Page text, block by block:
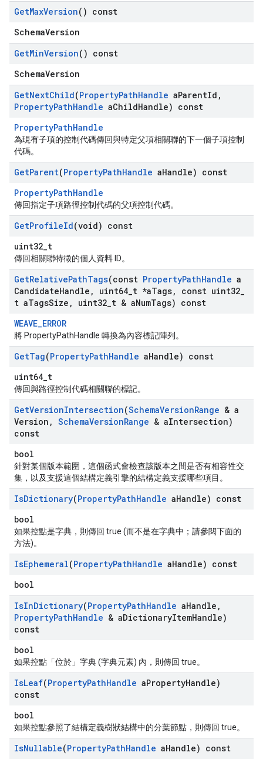
GetMaxVersion() const
SchemaVersion
GetMinVersion() const
SchemaVersion
GetNextChild(PropertyPathHandle aParentId ,
PropertyPathHandle aChildHandle) const
PropertyPathHandle
為現有子項的控制代碼傳回與特定父項相關聯的下一個子項控制
代碼。
GetParent(PropertyPathHandle aHandle) const
PropertyPathHandle
傳回指定子項路徑控制代碼的父項控制代碼。
GetProfileId(void) const
uint32_t
傳回相關聯特徵的個人資料 ID。
GetRelativePathTags(const PropertyPathHandle a
CandidateHandle , uint64 t *aTags, const uint32
t aTagsSize , uint32 t & aNumTags) const
WEAVE_ERROR
將 PropertyPathHandle 轉換為內容標記陣列。
GetTag(PropertyPathHandle aHandle) const
uint64_t
傳回與路徑控制代碼相關聯的標記。
GetVersionIntersection(SchemaVersionRange & a
Version , SchemaVersionRange & aIntersection)
const
bool
針對某個版本範圍，這個函式會檢查該版本之間是否有相容性交
集，以及支援這個結構定義引擎的結構定義支援哪些項目。
IsDictionary(PropertyPathHandle aHandle) const
bool
如果控點是字典，則傳回 true (而不是在字典中；請參閱下面的
方法)。
IsEphemeral(PropertyPathHandle aHandle) const
bool
IsInDictionary(PropertyPathHandle aHandle ,
PropertyPathHandle & aDictionaryItemHandle)
const
bool
如果控點「位於」字典 (字典元素) 內，則傳回 true。
IsLeaf(PropertyPathHandle aPropertyHandle)
const
bool
如果控點參照了結構定義樹狀結構中的分葉節點，則傳回 true。
IsNullable(PropertyPathHandle aHandle) const